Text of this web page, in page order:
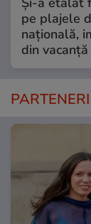
pe plajele
națională,
din vacanță
PARTENERI